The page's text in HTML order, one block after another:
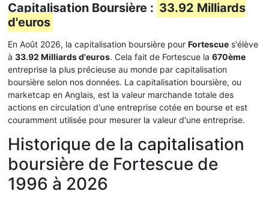
Capitalisation Boursière : 33.92 Milliards
d'euros
En Août 2026, la capitalisation boursière pour Fortescue s'élève
à 33.92 Milliards d'euros. Cela fait de Fortescue la 670ème
entreprise la plus précieuse au monde par capitalisation
boursière selon nos données. La capitalisation boursière, ou
marketcap en Anglais, est la valeur marchande totale des
actions en circulation d'une entreprise cotée en bourse et est
couramment utilisée pour mesurer la valeur d'une entreprise.
Historique de la capitalisation
boursière de Fortescue de
1996 à 2026